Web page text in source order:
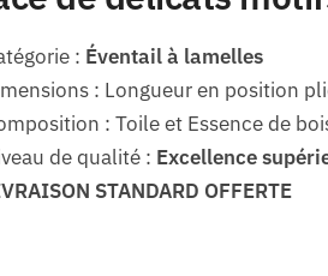
: Éventail à lamelles
: Longueur en position
: Toile et Essence de
de qualité : Excellence
STANDARD OFFERTE